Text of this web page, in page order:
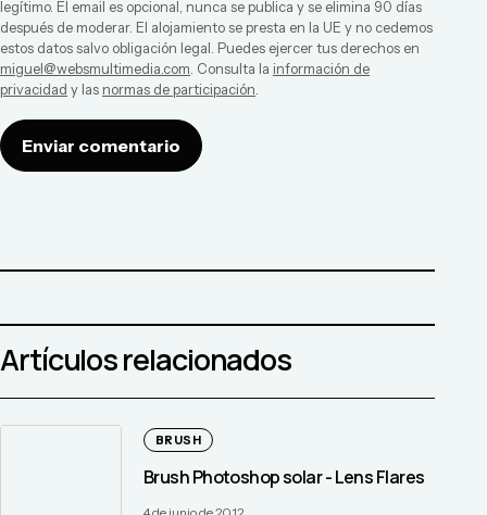
legítimo. El email es opcional, nunca se publica y se elimina 90 días
después de moderar. El alojamiento se presta en la UE y no cedemos
estos datos salvo obligación legal. Puedes ejercer tus derechos en
miguel@websmultimedia.com. Consulta la información de
privacidad y las normas de participación.
Enviar comentario
Artículos relacionados
BRUSH
Brush Photoshop solar - Lens Flares